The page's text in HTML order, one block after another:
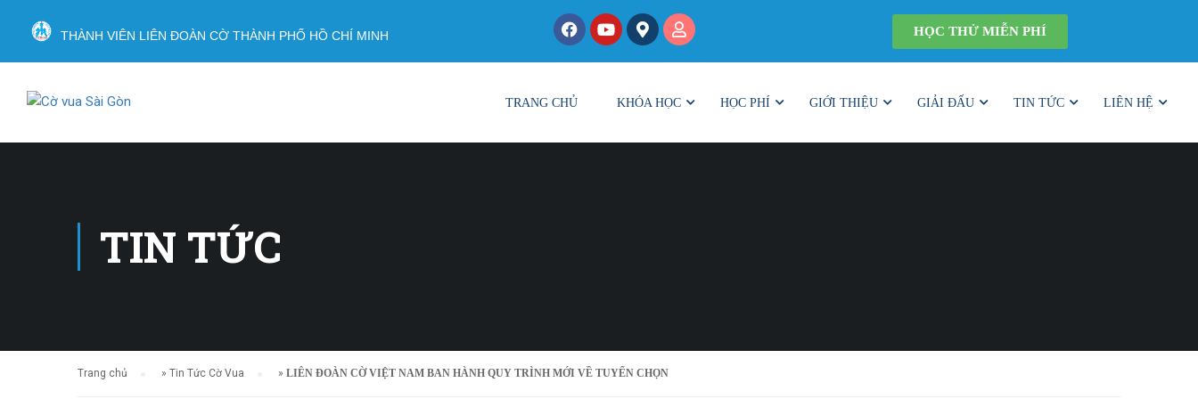
THÀNH VIÊN LIÊN ĐOÀN CỜ THÀNH PHỐ HỒ CHÍ MINH HỌC THỬ MIỄN PHÍ
TRANG CHỦ KHÓA HỌC HỌC PHÍ GIỚI THIỆU GIẢI ĐẤU TIN TỨC LIÊN HỆ
TIN TỨC
Trang chủ » Tin Tức Cờ Vua » LIÊN ĐOÀN CỜ VIỆT NAM BAN HÀNH QUY TRÌNH MỚI VỀ TUYỂN CHỌN